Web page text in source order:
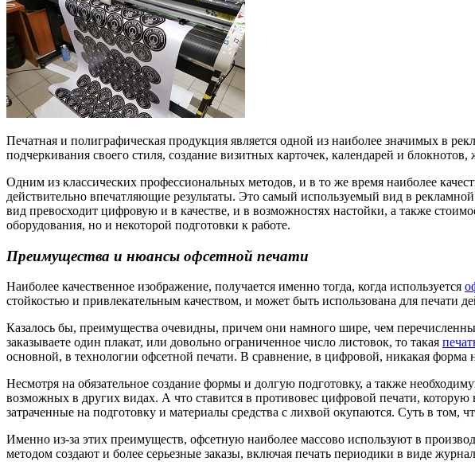
Печатная и полиграфическая продукция является одной из наиболее значимых в
подчеркивания своего стиля, создание визитных карточек, календарей и блокнотов,
Одним из классических профессиональных методов, и в то же время наиболее
действительно впечатляющие результаты. Это самый используемый вид в
вид превосходит цифровую и в качестве, и в возможностях настойки, а также
оборудования, но и некоторой подготовки к работе.
Преимущества и нюансы офсетной печати
Наиболее качественное изображение, получается именно тогда, когда используется
стойкостью и привлекательным качеством, и может быть использована для печати
Казалось бы, преимущества очевидны, причем они намного шире, чем
заказываете один плакат, или довольно ограниченное число листовок, то такая
основной, в технологии офсетной печати. В сравнение, в цифровой, никакая
Несмотря на обязательное создание формы и долгую подготовку, а также
возможных в других видах. А что ставится в противовес цифровой печати,
затраченные на подготовку и материалы средства с лихвой окупаются. Суть в том,
Именно из-за этих преимуществ, офсетную наиболее массово используют в
методом создают и более серьезные заказы, включая печать периодики в виде